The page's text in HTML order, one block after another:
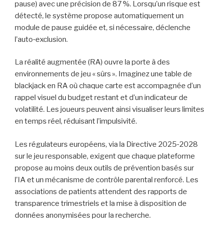
pause) avec une précision de 87 %. Lorsqu’un risque est
détecté, le système propose automatiquement un
module de pause guidée et, si nécessaire, déclenche
l’auto‑exclusion.
La réalité augmentée (RA) ouvre la porte à des
environnements de jeu « sûrs ». Imaginez une table de
blackjack en RA où chaque carte est accompagnée d’un
rappel visuel du budget restant et d’un indicateur de
volatilité. Les joueurs peuvent ainsi visualiser leurs limites
en temps réel, réduisant l’impulsivité.
Les régulateurs européens, via la Directive 2025‑2028
sur le jeu responsable, exigent que chaque plateforme
propose au moins deux outils de prévention basés sur
l’IA et un mécanisme de contrôle parental renforcé. Les
associations de patients attendent des rapports de
transparence trimestriels et la mise à disposition de
données anonymisées pour la recherche.